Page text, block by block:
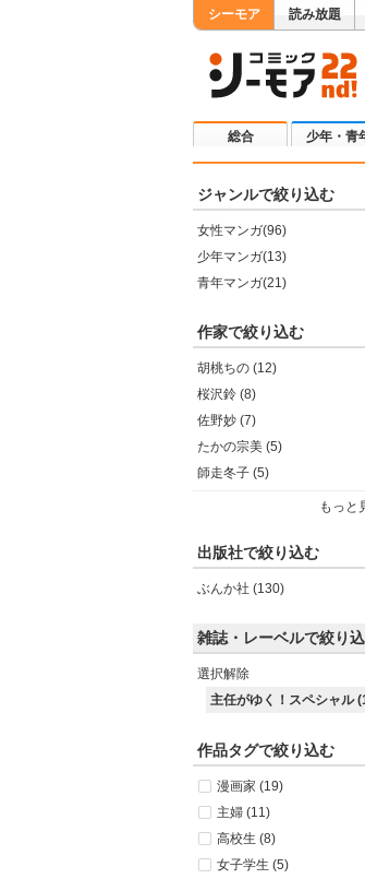
シーモア 読み放題
総合 少年・青
ジャンルで絞り込む
女性マンガ(96)
少年マンガ(13)
青年マンガ(21)
作家で絞り込む
胡桃ちの (12)
桜沢鈴 (8)
佐野妙 (7)
たかの宗美 (5)
師走冬子 (5)
もっと
出版社で絞り込む
ぶんか社 (130)
雑誌・レーベルで絞り
選択解除
主任がゆく！スペシャル
作品タグで絞り込む
漫画家 (19)
主婦 (11)
高校生 (8)
女子学生 (5)